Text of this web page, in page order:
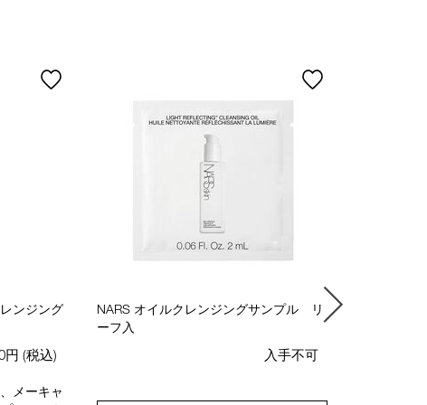
ンジング
円 (税込)
メーキャ
NARS オイルクレンジングサンプル リ
ーフ入
入手不可